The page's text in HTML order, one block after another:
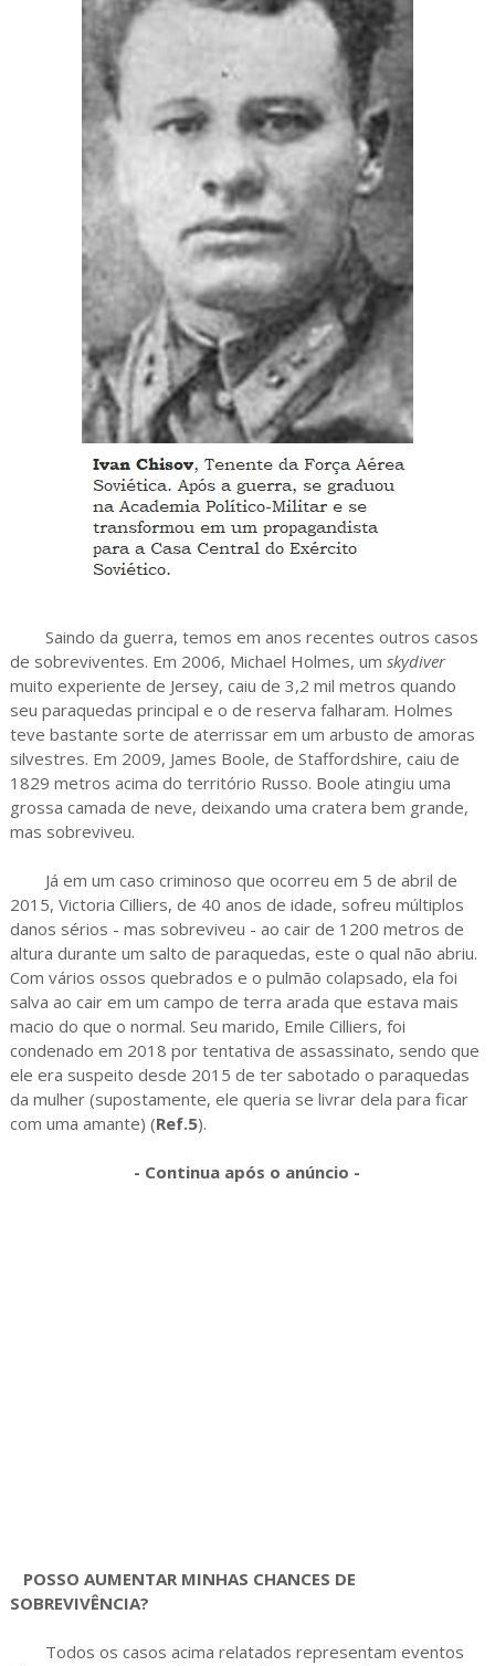
Saindo da guerra, temos em anos recentes outros casos
de sobreviventes. Em 2006, Michael Holmes, um skydiver
muito experiente de Jersey, caiu de 3,2 mil metros quando
seu paraquedas principal e o de reserva falharam. Holmes
teve bastante sorte de aterrissar em um arbusto de amoras
silvestres. Em 2009, James Boole, de Staffordshire, caiu de
1829 metros acima do território Russo. Boole atingiu uma
grossa camada de neve, deixando uma cratera bem grande,
mas sobreviveu.
Já em um caso criminoso que ocorreu em 5 de abril de
2015, Victoria Cilliers, de 40 anos de idade, sofreu múltiplos
danos sérios - mas sobreviveu - ao cair de 1200 metros de
altura durante um salto de paraquedas, este o qual não abriu.
Com vários ossos quebrados e o pulmão colapsado, ela foi
salva ao cair em um campo de terra arada que estava mais
macio do que o normal. Seu marido, Emile Cilliers, foi
condenado em 2018 por tentativa de assassinato, sendo que
ele era suspeito desde 2015 de ter sabotado o paraquedas
da mulher (supostamente, ele queria se livrar dela para ficar
com uma amante) (Ref.5).
- Continua após o anúncio -
POSSO AUMENTAR MINHAS CHANCES DE
SOBREVIVÊNCIA?
Todos os casos acima relatados representam eventos